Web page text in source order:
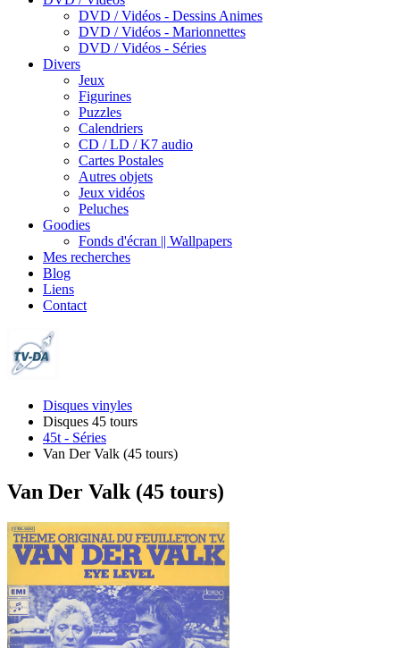
DVD / Vidéos - Dessins Animes
DVD / Vidéos - Marionnettes
DVD / Vidéos - Séries
Divers
Jeux
Figurines
Puzzles
Calendriers
CD / LD / K7 audio
Cartes Postales
Autres objets
Jeux vidéos
Peluches
Goodies
Fonds d'écran || Wallpapers
Mes recherches
Blog
Liens
Contact
Disques vinyles
Disques 45 tours
45t - Séries
Van Der Valk (45 tours)
Van Der Valk (45 tours)